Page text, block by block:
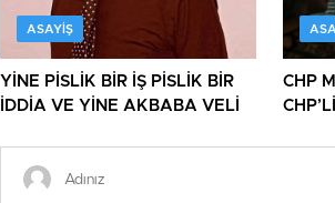
ASAYIŞ
YİNE PİSLİK BİR İŞ PİSLİK BİR
İDDİA VE YİNE AKBABA VELİ
CHP